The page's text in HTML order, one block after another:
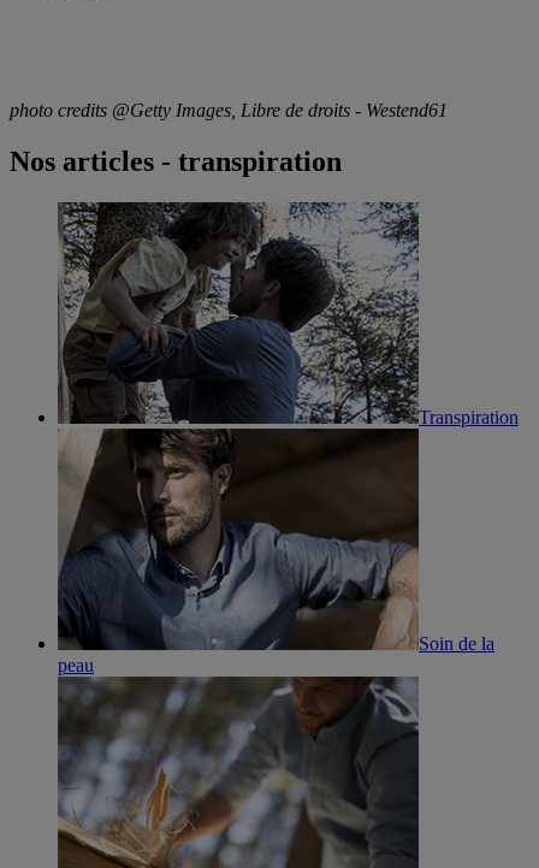
photo credits @Getty Images, Libre de droits - Westend61
Nos articles - transpiration
Transpiration
Soin de la
peau